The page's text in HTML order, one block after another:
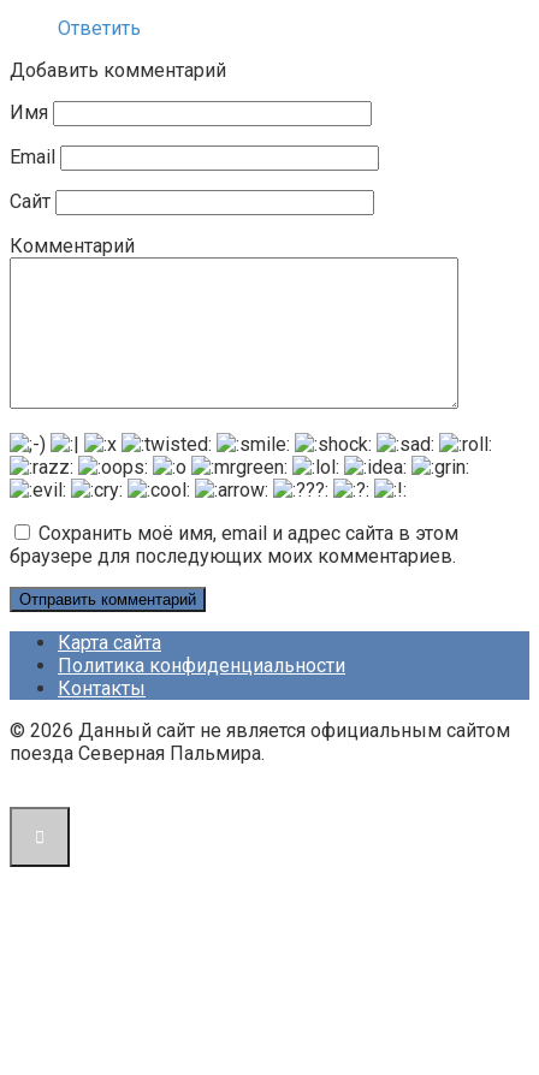
Ответить
Добавить комментарий
Имя
Email
Сайт
Комментарий
Сохранить моё имя, email и адрес сайта в этом
браузере для последующих моих комментариев.
Карта сайта
Политика конфиденциальности
Контакты
© 2026 Данный сайт не является официальным сайтом
поезда Северная Пальмира.